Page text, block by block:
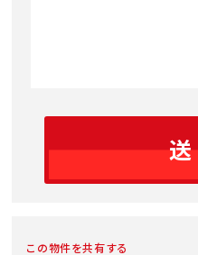
この物件を共有する